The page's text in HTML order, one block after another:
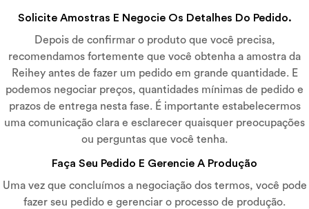
Solicite Amostras E Negocie Os Detalhes Do Pedido.
Depois de confirmar o produto que você precisa,
recomendamos fortemente que você obtenha a amostra da
Reihey antes de fazer um pedido em grande quantidade. E
podemos negociar preços, quantidades mínimas de pedido e
prazos de entrega nesta fase. É importante estabelecermos
uma comunicação clara e esclarecer quaisquer preocupações
ou perguntas que você tenha.
Faça Seu Pedido E Gerencie A Produção
Uma vez que concluímos a negociação dos termos, você pode
fazer seu pedido e gerenciar o processo de produção.